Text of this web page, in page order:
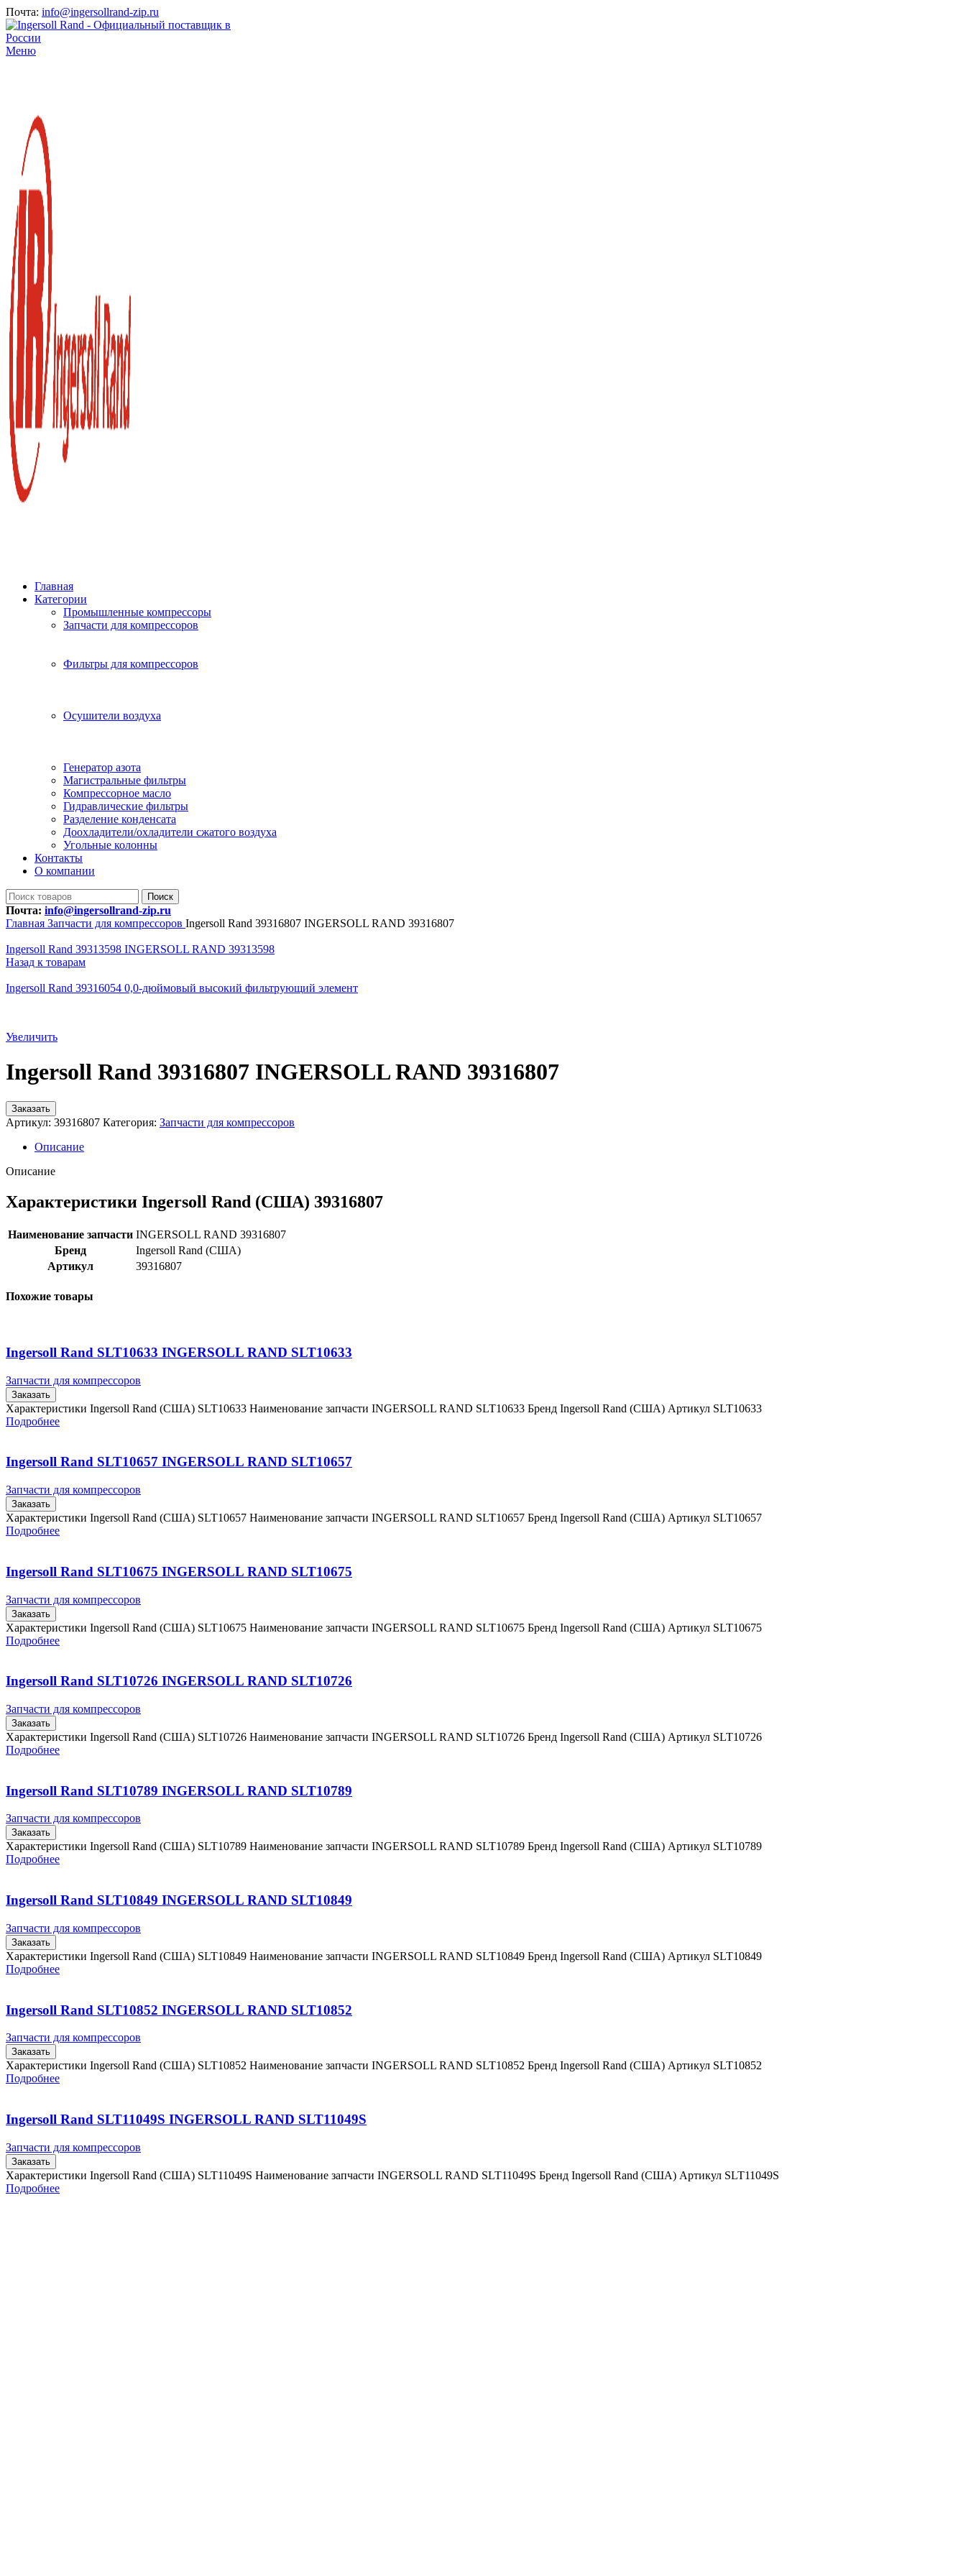
Почта: info@ingersollrand-zip.ru
Меню
Главная
Категории
Промышленные компрессоры
Запчасти для компрессоров
Фильтры для компрессоров
Осушители воздуха
Генератор азота
Магистральные фильтры
Компрессорное масло
Гидравлические фильтры
Разделение конденсата
Доохладители/охладители сжатого воздуха
Угольные колонны
Контакты
О компании
Поиск
Почта: info@ingersollrand-zip.ru
Главная Запчасти для компрессоров Ingersoll Rand 39316807 INGERSOLL RAND 39316807
Ingersoll Rand 39313598 INGERSOLL RAND 39313598
Назад к товарам
Ingersoll Rand 39316054 0,0-дюймовый высокий фильтрующий элемент
Увеличить
Ingersoll Rand 39316807 INGERSOLL RAND 39316807
Заказать
Артикул: 39316807 Категория: Запчасти для компрессоров
Описание
Описание
Характеристики Ingersoll Rand (США) 39316807
Наименование запчасти INGERSOLL RAND 39316807
Бренд
Ingersoll Rand (США)
Артикул
39316807
Похожие товары
Ingersoll Rand SLT10633 INGERSOLL RAND SLT10633
Запчасти для компрессоров
Заказать
Характеристики Ingersoll Rand (США) SLT10633 Наименование запчасти INGERSOLL RAND SLT10633 Бренд Ingersoll Rand (США) Артикул SLT10633
Подробнее
Ingersoll Rand SLT10657 INGERSOLL RAND SLT10657
Запчасти для компрессоров
Заказать
Характеристики Ingersoll Rand (США) SLT10657 Наименование запчасти INGERSOLL RAND SLT10657 Бренд Ingersoll Rand (США) Артикул SLT10657
Подробнее
Ingersoll Rand SLT10675 INGERSOLL RAND SLT10675
Запчасти для компрессоров
Заказать
Характеристики Ingersoll Rand (США) SLT10675 Наименование запчасти INGERSOLL RAND SLT10675 Бренд Ingersoll Rand (США) Артикул SLT10675
Подробнее
Ingersoll Rand SLT10726 INGERSOLL RAND SLT10726
Запчасти для компрессоров
Заказать
Характеристики Ingersoll Rand (США) SLT10726 Наименование запчасти INGERSOLL RAND SLT10726 Бренд Ingersoll Rand (США) Артикул SLT10726
Подробнее
Ingersoll Rand SLT10789 INGERSOLL RAND SLT10789
Запчасти для компрессоров
Заказать
Характеристики Ingersoll Rand (США) SLT10789 Наименование запчасти INGERSOLL RAND SLT10789 Бренд Ingersoll Rand (США) Артикул SLT10789
Подробнее
Ingersoll Rand SLT10849 INGERSOLL RAND SLT10849
Запчасти для компрессоров
Заказать
Характеристики Ingersoll Rand (США) SLT10849 Наименование запчасти INGERSOLL RAND SLT10849 Бренд Ingersoll Rand (США) Артикул SLT10849
Подробнее
Ingersoll Rand SLT10852 INGERSOLL RAND SLT10852
Запчасти для компрессоров
Заказать
Характеристики Ingersoll Rand (США) SLT10852 Наименование запчасти INGERSOLL RAND SLT10852 Бренд Ingersoll Rand (США) Артикул SLT10852
Подробнее
Ingersoll Rand SLT11049S INGERSOLL RAND SLT11049S
Запчасти для компрессоров
Заказать
Характеристики Ingersoll Rand (США) SLT11049S Наименование запчасти INGERSOLL RAND SLT11049S Бренд Ingersoll Rand (США) Артикул SLT11049S
Подробнее